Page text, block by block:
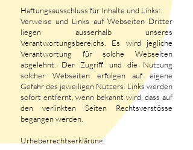
Haftungsausschluss für Inhalte und Links:
Verweise und Links auf Webseiten Dritter
liegen ausserhalb unseres
Verantwortungsbereichs. Es wird jegliche
Verantwortung für solche Webseiten
abgelehnt. Der Zugriff und die Nutzung
solcher Webseiten erfolgen auf eigene
Gefahr des jeweiligen Nutzers. Links werden
sofort entfernt, wenn bekannt wird, dass auf
den verlinkten Seiten Rechtsverstösse
begangen werden.
Urheberrechtserklärung: